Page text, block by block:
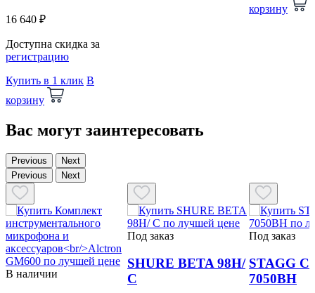
16 640 ₽
Доступна скидка за
регистрацию
Купить в 1 клик В
корзину
корзину
Вас могут заинтересовать
Previous
Next
Previous
Next
В наличии
Под заказ
SHURE BETA 98Н/
С
Под заказ
STAGG
7050BH